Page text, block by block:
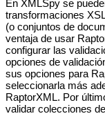
En XMLSpy se
transformaciones
(o conjuntos de
ventaja de usar
configurar las
opciones de
sus opciones para
seleccionarla más
RaptorXML. Por
validar colecciones